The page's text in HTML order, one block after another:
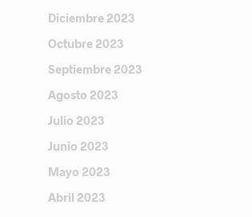
Diciembre 2023
Octubre 2023
Septiembre 2023
Agosto 2023
Julio 2023
Junio 2023
Mayo 2023
Abril 2023